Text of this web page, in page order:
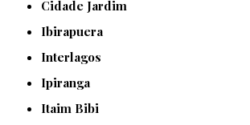
Cidade Jardim
Ibirapuera
Interlagos
Ipiranga
Itaim Bibi